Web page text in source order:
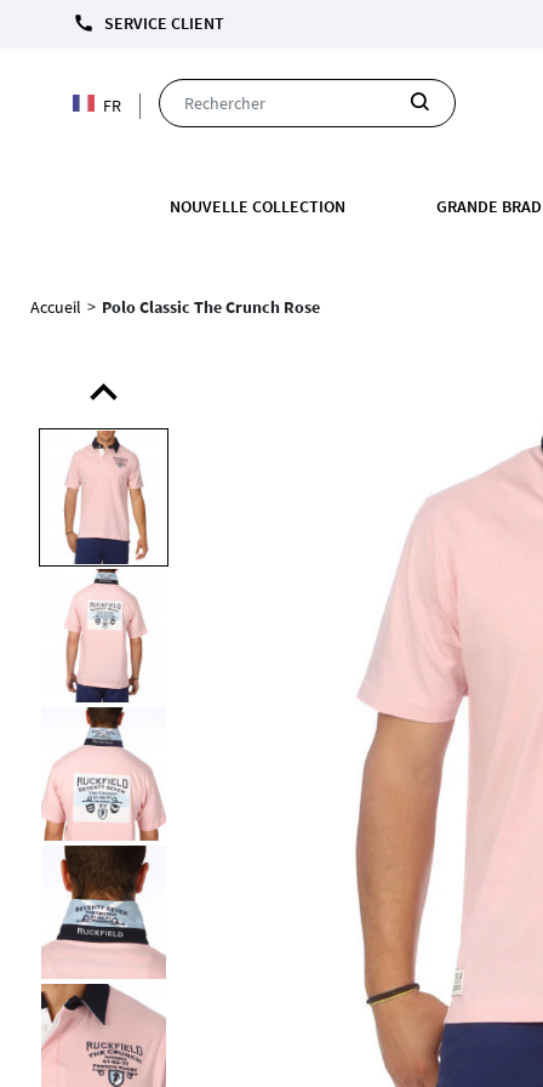
call SERVICE CLIENT
FR
NOUVELLE COLLECTION GRANDE
Accueil > Polo Classic The Crunch Rose
expand_less